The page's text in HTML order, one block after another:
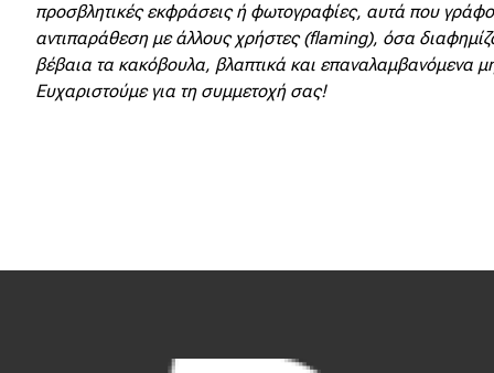
Ασφάλεια
Αγορά
Απόψεις
Αποστολή
προσβλητικές εκφράσεις ή φωτογραφίες, αυτά που
αντιπαράθεση με άλλους χρήστες (flaming), όσα
βέβαια τα κακόβουλα, βλαπτικά και επαναλαμβανόμενα
Ευχαριστούμε για τη συμμετοχή σας!